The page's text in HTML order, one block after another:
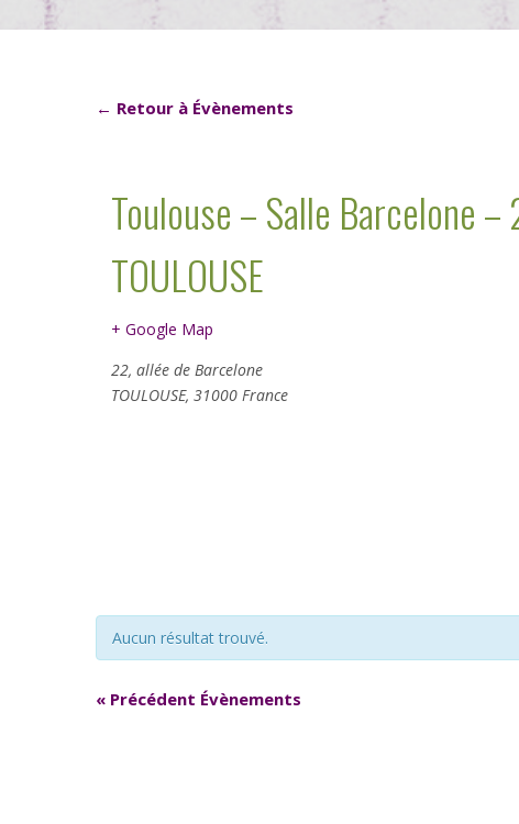
← Retour à Évènements
Toulouse – Salle Barcelone
TOULOUSE
+ Google Map
22, allée de Barcelone
TOULOUSE, 31000 France
Aucun résultat trouvé.
« Précédent Évènements